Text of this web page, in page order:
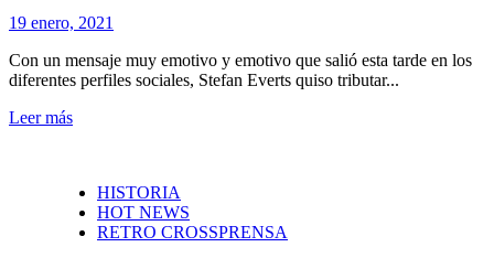
19 enero, 2021
Con un mensaje muy emotivo y emotivo que salió esta tarde en los
diferentes perfiles sociales, Stefan Everts quiso tributar...
Leer más
HISTORIA
HOT NEWS
RETRO CROSSPRENSA